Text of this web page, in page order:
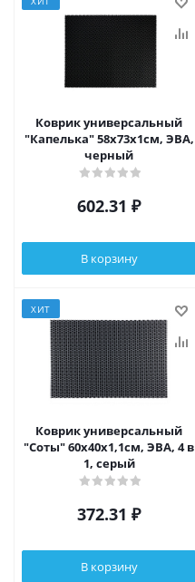
Коврик универсальный
"Капелька" 58х73х1см, ЭВА,
черный
602.31 ₽
В корзину
ХИТ
Коврик универсальный
"Соты" 60x40x1,1см, ЭВА, 4 в
1, серый
372.31 ₽
В корзину